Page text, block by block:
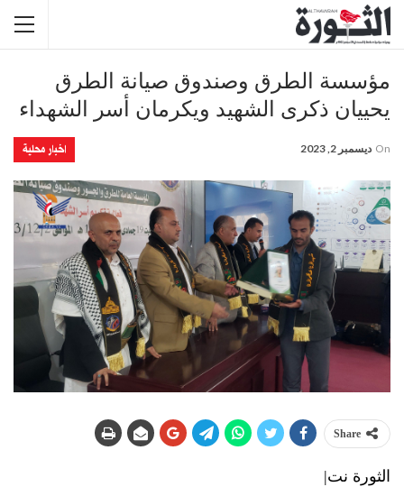
مؤسسة الطرق وصندوق صيانة الطرق
يحييان ذكرى الشهيد ويكرمان أسر الشهداء
اخبار محلية On ديسمبر 2, 2023
Share
الثورة نت|